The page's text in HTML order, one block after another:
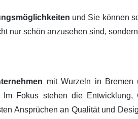
und Sie können
nur schön anzusehen sind,
mit Wurzeln in Bremen
Im Fokus stehen die Entwicklung,
Ansprüchen an Qualität und